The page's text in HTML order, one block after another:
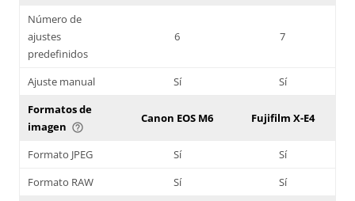
Número de
ajustes
predefinidos
6 7
Ajuste manual Sí
Sí
Formatos de
imagen help_outline
Canon EOS M6 Fujifilm X-E4
Formato JPEG Sí
Sí
Formato RAW
Sí
Sí